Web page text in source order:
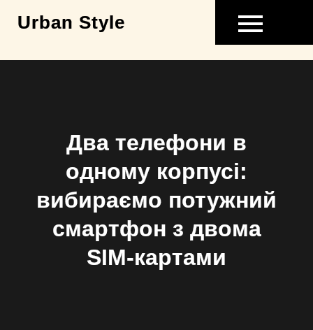
Urban Style
Два телефони в
одному корпусі:
вибираємо потужний
смартфон з двома
SIM-картами